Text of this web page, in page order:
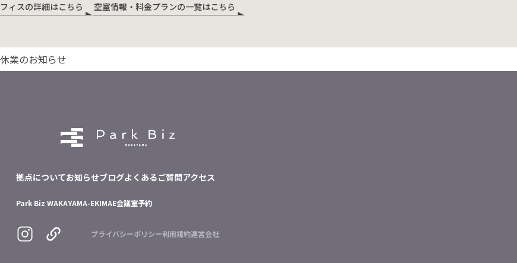
ィスの詳細はこちら 空室情報・料金プランの一覧はこちら
業のお知らせ
拠点についてお知らせブログよくあるご質問アクセス
プライバシーポリシー利用規約運営会社
Park Biz WAKAYAMA-EKIMAE会議室予約